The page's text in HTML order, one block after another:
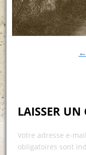
LAISSER
Votre adresse e-
obligatoires sont